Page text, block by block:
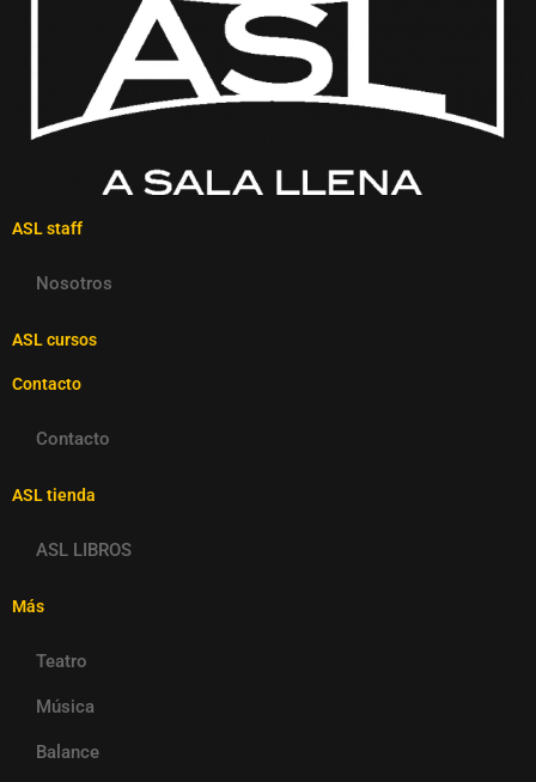
ASL staff
Nosotros
ASL cursos
Contacto
Contacto
ASL tienda
ASL LIBROS
Más
Teatro
Música
Balance